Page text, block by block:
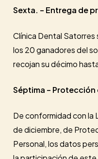
Sexta. – Entrega de
Clínica Dental
los 20 ganadores del
recojan su décimo
Séptima –
De conformidad con la
de diciembre, de
Personal, los datos